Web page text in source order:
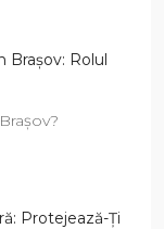
Brașov: Rolul
Protejează-Ți